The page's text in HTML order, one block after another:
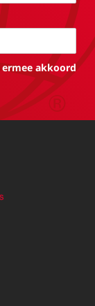
ermee akkoord